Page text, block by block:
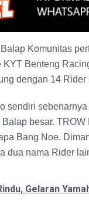
Komunitas
Benteng
dengan 14
sendiri
besar.
Bang Noe.
dua nama Rider
Gelaran